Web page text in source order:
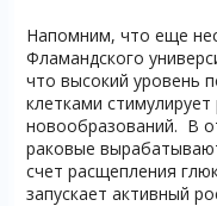
Напомним, что еще
Фламандского
что высокий уровень
клетками
новообразований. В
раковые
счет расщепления
запускает активный